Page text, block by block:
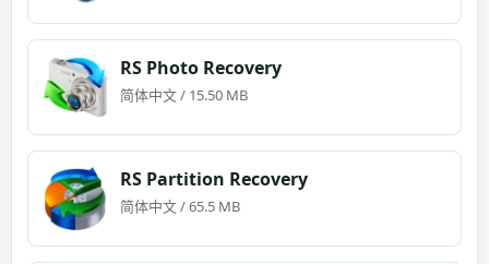
RS Photo Recovery
简体中文 / 15.50 MB
RS Partition Recovery
简体中文 / 65.5 MB